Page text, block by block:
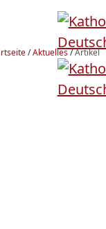
/Aktuelles/Artikel